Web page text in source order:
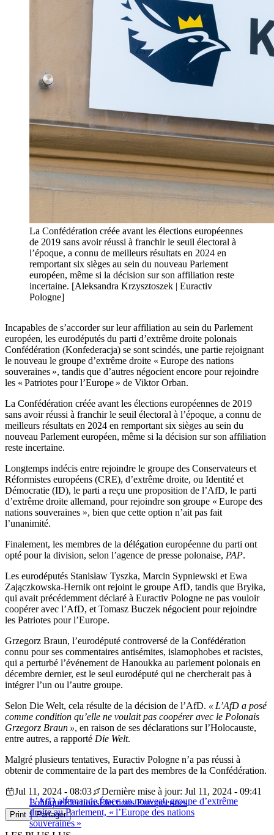
La Confédération créée avant les élections européennes
de 2019 sans avoir réussi à franchir le seuil électoral à
l’époque, a connu de meilleurs résultats en 2024 en
remportant six sièges au sein du nouveau Parlement
européen, même si la décision sur son affiliation reste
incertaine. [Aleksandra Krzysztoszek | Euractiv
Pologne]
Incapables de s’accorder sur leur affiliation au sein du Parlement
européen, les eurodéputés du parti d’extrême droite polonais
Confédération (Konfederacja) se sont scindés, une partie rejoignant
le nouveau le groupe d’extrême droite « Europe des nations
souveraines », tandis que d’autres négocient encore pour rejoindre
les « Patriotes pour l’Europe » de Viktor Orban.
La Confédération créée avant les élections européennes de 2019
sans avoir réussi à franchir le seuil électoral à l’époque, a connu de
meilleurs résultats en 2024 en remportant six sièges au sein du
nouveau Parlement européen, même si la décision sur son affiliation
reste incertaine.
Longtemps indécis entre rejoindre le groupe des Conservateurs et
Réformistes européens (CRE), d’extrême droite, ou Identité et
Démocratie (ID), le parti a reçu une proposition de l’AfD, le parti
d’extrême droite allemand, pour rejoindre son groupe « Europe des
nations souveraines », bien que cette option n’ait pas fait
l’unanimité.
Finalement, les membres de la délégation européenne du parti ont
opté pour la division, selon l’agence de presse polonaise, PAP.
Les eurodéputés Stanisław Tyszka, Marcin Sypniewski et Ewa
Zajączkowska-Hernik ont rejoint le groupe AfD, tandis que Bryłka,
qui avait précédemment déclaré à Euractiv Pologne ne pas vouloir
coopérer avec l’AfD, et Tomasz Buczek négocient pour rejoindre
les Patriotes pour l’Europe.
Grzegorz Braun, l’eurodéputé controversé de la Confédération
connu pour ses commentaires antisémites, islamophobes et racistes,
qui a perturbé l’événement de Hanoukka au parlement polonais en
décembre dernier, est le seul eurodéputé qui ne chercherait pas à
intégrer l’un ou l’autre groupe.
Selon Die Welt, cela résulte de la décision de l’AfD. « L’AfD a posé
comme condition qu’elle ne voulait pas coopérer avec le Polonais
Grzegorz Braun », en raison de ses déclarations sur l’Holocauste,
entre autres, a rapporté Die Welt.
Malgré plusieurs tentatives, Euractiv Pologne n’a pas réussi à
obtenir de commentaire de la part des membres de la Confédération.
L’AfD allemande lance un nouveau groupe d’extrême
droite au Parlement, « l’Europe des nations
souveraines »
Jul 11, 2024 - 08:03
Dernière mise à jour: Jul 11, 2024 - 09:41
PolitiqueÉlectionsÉlections Européennes
Print Partager